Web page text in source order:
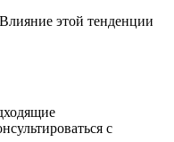
этой тенденции
с